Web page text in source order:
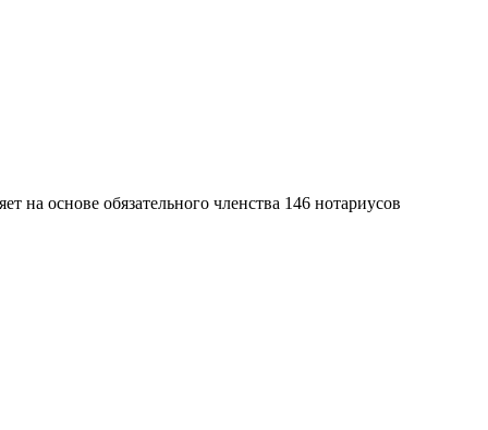
на основе обязательного членства 146 нотариусов